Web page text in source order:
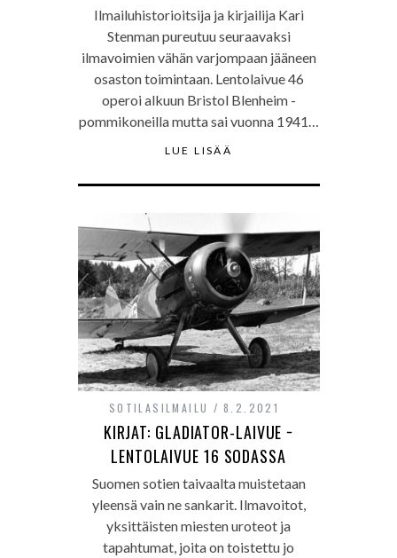
Ilmailuhistorioitsija ja kirjailija Kari
Stenman pureutuu seuraavaksi
ilmavoimien vähän varjompaan jääneen
osaston toimintaan. Lentolaivue 46
operoi alkuun Bristol Blenheim -
pommikoneilla mutta sai vuonna 1941…
LUE LISÄÄ
SOTILASILMAILU 8.2.2021
KIRJAT: GLADIATOR-LAIVUE −
LENTOLAIVUE 16 SODASSA
Suomen sotien taivaalta muistetaan
yleensä vain ne sankarit. Ilmavoitot,
yksittäisten miesten uroteot ja
tapahtumat, joita on toistettu jo